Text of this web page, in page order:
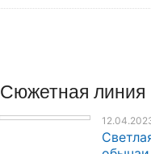
Сюжетная линия